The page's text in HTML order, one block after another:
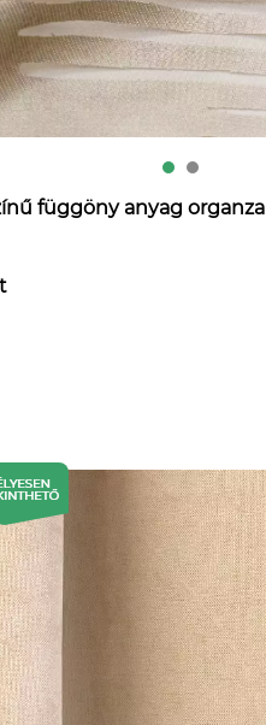
függöny anyag organza